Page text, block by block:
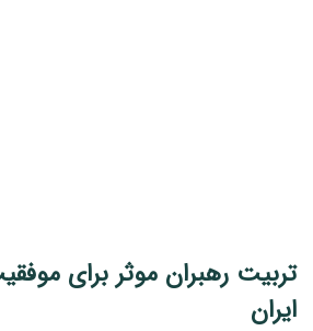
تربیت رهبران موثر برای
ایران